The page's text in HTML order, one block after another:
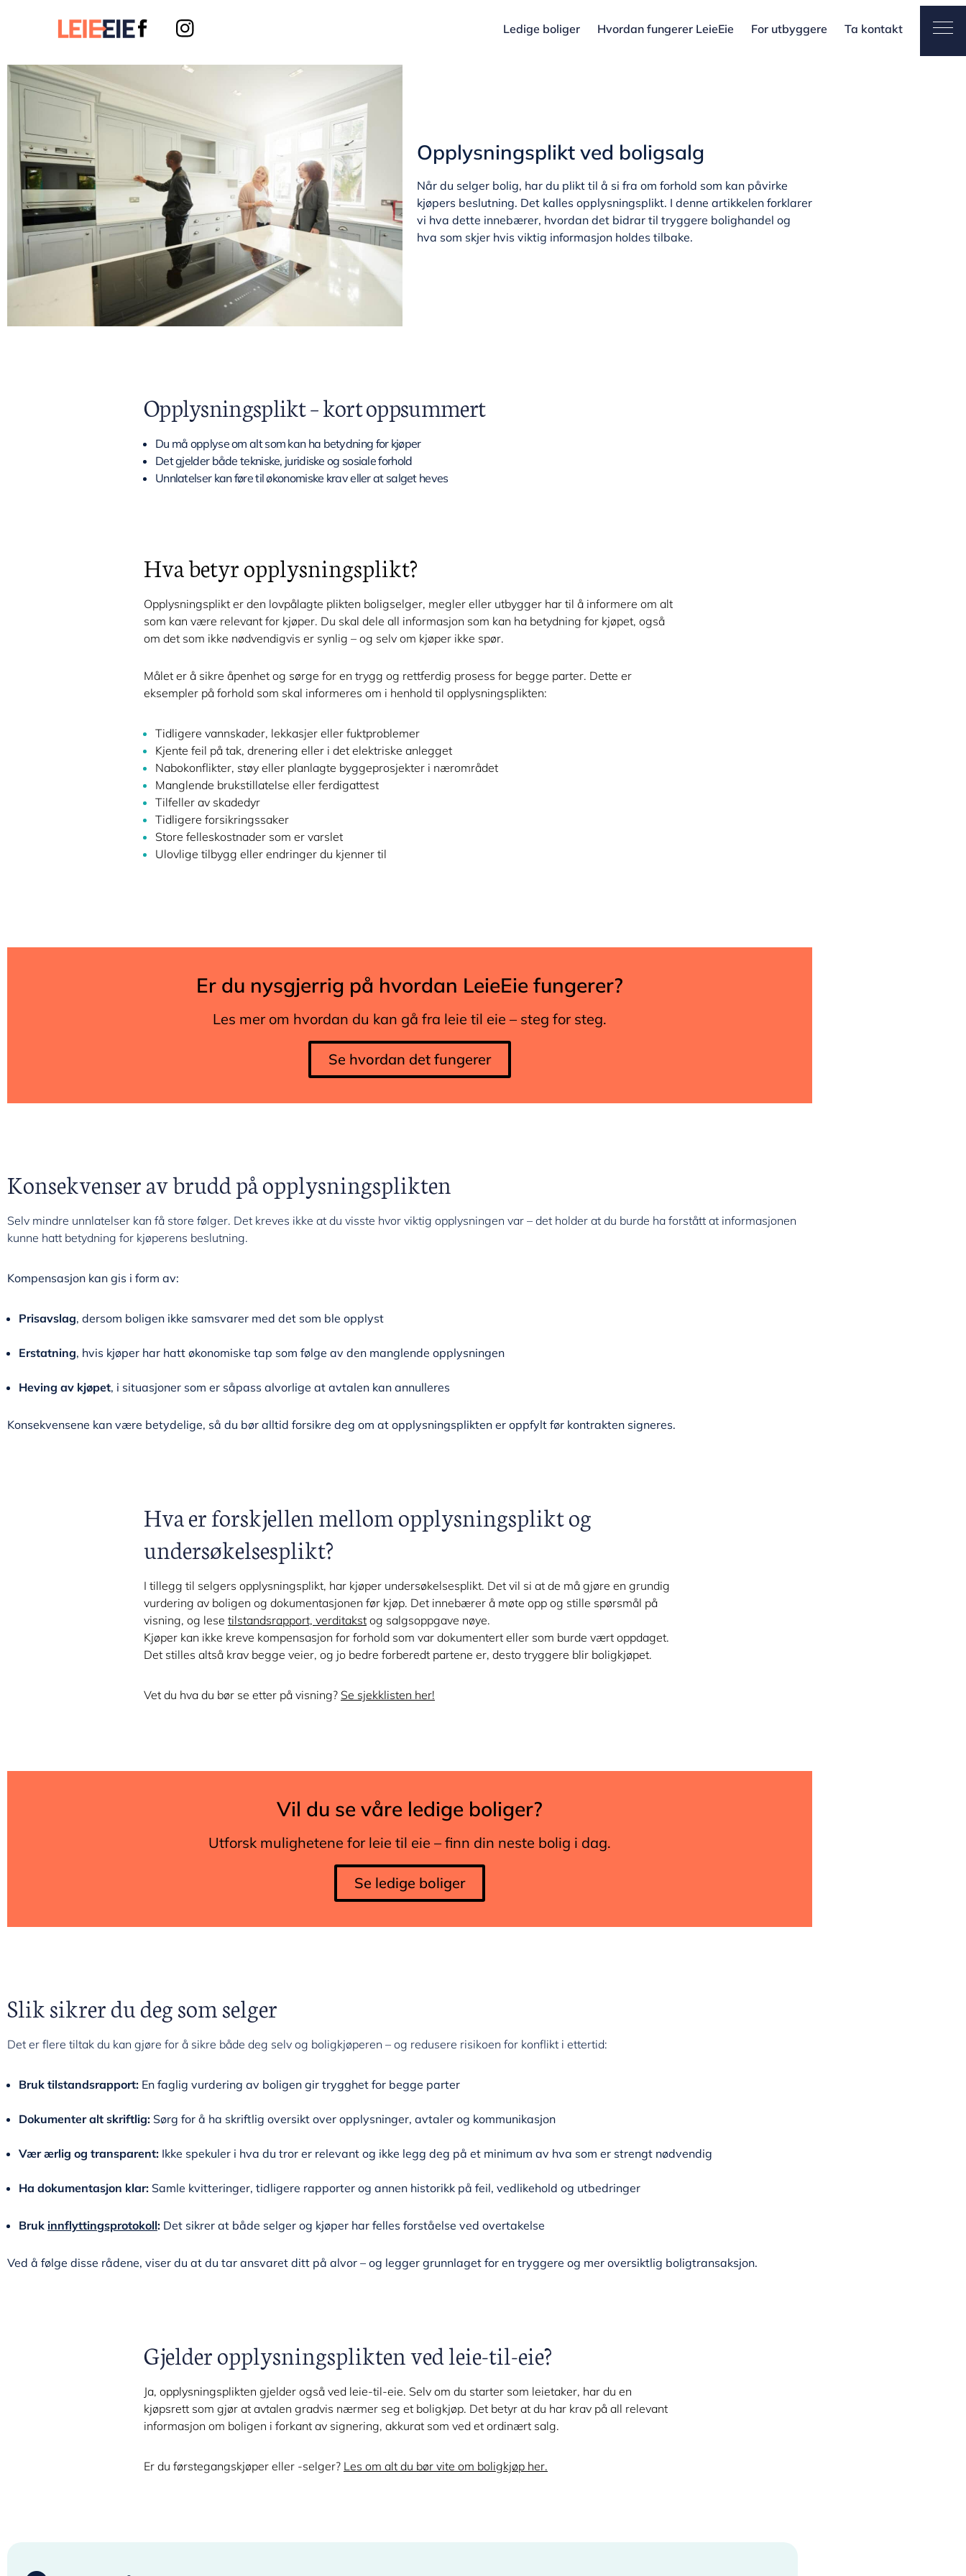
Leieeie
Ledige boliger Hvordan fungerer LeieEie For utbyggere Ta kontakt
Opplysningsplikt ved boligsalg
November 3, 2025
ByStian
Opplysningsplikt ved boligsalg
Når du selger bolig, har du plikt til å si fra om forhold som kan påvirke
kjøpers beslutning. Det kalles opplysningsplikt. I denne artikkelen forklarer
vi hva dette innebærer, hvordan det bidrar til tryggere bolighandel og
hva som skjer hvis viktig informasjon holdes tilbake.
Opplysningsplikt – kort oppsummert
Du må opplyse om alt som kan ha betydning for kjøper
Det gjelder både tekniske, juridiske og sosiale forhold
Unnlatelser kan føre til økonomiske krav eller at salget heves
Hva betyr opplysningsplikt?
Opplysningsplikt er den lovpålagte plikten boligselger, megler eller utbygger har til å informere om alt
som kan være relevant for kjøper. Du skal dele all informasjon som kan ha betydning for kjøpet, også
om det som ikke nødvendigvis er synlig – og selv om kjøper ikke spør.
Målet er å sikre åpenhet og sørge for en trygg og rettferdig prosess for begge parter. Dette er
eksempler på forhold som skal informeres om i henhold til opplysningsplikten:
Tidligere vannskader, lekkasjer eller fuktproblemer
Kjente feil på tak, drenering eller i det elektriske anlegget
Nabokonflikter, støy eller planlagte byggeprosjekter i nærområdet
Manglende brukstillatelse eller ferdigattest
Tilfeller av skadedyr
Tidligere forsikringssaker
Store felleskostnader som er varslet
Ulovlige tilbygg eller endringer du kjenner til
Er du nysgjerrig på hvordan LeieEie fungerer?
Les mer om hvordan du kan gå fra leie til eie – steg for steg.
Se hvordan det fungerer
Konsekvenser av brudd på opplysningsplikten
Selv mindre unnlatelser kan få store følger. Det kreves ikke at du visste hvor viktig opplysningen var – det holder at du burde ha forstått at informasjonen
kunne hatt betydning for kjøperens beslutning.
Kompensasjon kan gis i form av:
Prisavslag, dersom boligen ikke samsvarer med det som ble opplyst
Erstatning, hvis kjøper har hatt økonomiske tap som følge av den manglende opplysningen
Heving av kjøpet, i situasjoner som er såpass alvorlige at avtalen kan annulleres
Konsekvensene kan være betydelige, så du bør alltid forsikre deg om at opplysningsplikten er oppfylt før kontrakten signeres.
Hva er forskjellen mellom opplysningsplikt og
undersøkelsesplikt?
I tillegg til selgers opplysningsplikt, har kjøper undersøkelsesplikt. Det vil si at de må gjøre en grundig
vurdering av boligen og dokumentasjonen før kjøp. Det innebærer å møte opp og stille spørsmål på
visning, og lese tilstandsrapport, verditakstog salgsoppgave nøye.
Kjøper kan ikke kreve kompensasjon for forhold som var dokumentert eller som burde vært oppdaget.
Det stilles altså krav begge veier, og jo bedre forberedt partene er, desto tryggere blir boligkjøpet.
Vet du hva du bør se etter på visning? Se sjekklisten her!
Vil du se våre ledige boliger?
Utforsk mulighetene for leie til eie – finn din neste bolig i dag.
Se ledige boliger
Slik sikrer du deg som selger
Det er flere tiltak du kan gjøre for å sikre både deg selv og boligkjøperen – og redusere risikoen for konflikt i ettertid:
Bruk tilstandsrapport: En faglig vurdering av boligen gir trygghet for begge parter
Dokumenter alt skriftlig: Sørg for å ha skriftlig oversikt over opplysninger, avtaler og kommunikasjon
Vær ærlig og transparent: Ikke spekuler i hva du tror er relevant og ikke legg deg på et minimum av hva som er strengt nødvendig
Ha dokumentasjon klar: Samle kvitteringer, tidligere rapporter og annen historikk på feil, vedlikehold og utbedringer
Bruk innflyttingsprotokoll: Det sikrer at både selger og kjøper har felles forståelse ved overtakelse
Ved å følge disse rådene, viser du at du tar ansvaret ditt på alvor – og legger grunnlaget for en tryggere og mer oversiktlig boligtransaksjon.
Gjelder opplysningsplikten ved leie-til-eie?
Ja, opplysningsplikten gjelder også ved leie-til-eie. Selv om du starter som leietaker, har du en
kjøpsrett som gjør at avtalen gradvis nærmer seg et boligkjøp. Det betyr at du har krav på all relevant
informasjon om boligen i forkant av signering, akkurat som ved et ordinært salg.
Er du førstegangskjøper eller -selger? Les om alt du bør vite om boligkjøp her.